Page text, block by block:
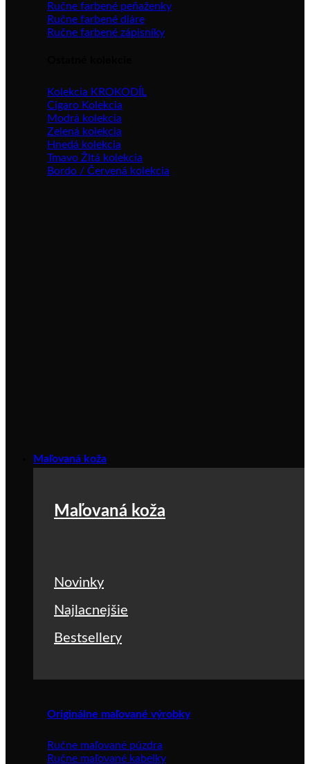
Ručne farbené peňaženky
Ručne farbené diáre
Ručne farbené zápisníky
Kolekcia KROKODÍL
Cigaro Kolekcia
Modrá kolekcia
Zelená kolekcia
Hnedá kolekcia
Tmavo Žltá kolekcia
Bordo / Červená kolekcia
Maľovaná koža
Maľovaná koža
Novinky
Najlacnejšie
Bestsellery
Originálne maľované výrobky
Ručne maľované púzdra
Ručne maľované kabelky